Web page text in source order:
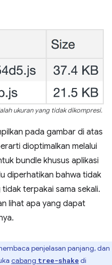
ukuran yang tidak dikompresi.
pada gambar di atas
dioptimalkan melalui
bundle khusus aplikasi
diperhatikan bahwa tidak
terpakai sama sekali.
lihat apa yang dapat
penjelasan panjang, dan
cabang tree-shakedi